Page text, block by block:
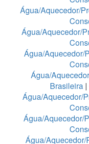
Água/Aquecedor/
Água/Aquecedor/
Água/Aquecedor/
Água/
Brasileira |
Água/Aquecedor/
Água/Aquecedor/
Água/